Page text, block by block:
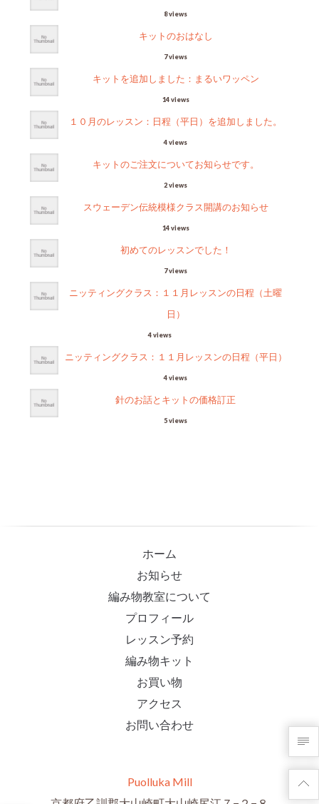
8 views
キットのおはなし
7 views
キットを追加しました：まるいワッペン
14 views
１０月のレッスン：日程（平日）を追加しました。
4 views
キットのご注文についてお知らせです。
2 views
スウェーデン伝統模様クラス開講のお知らせ
14 views
初めてのレッスンでした！
7 views
ニッティングクラス：１１月レッスンの日程（土曜
日）
4 views
ニッティングクラス：１１月レッスンの日程（平日）
4 views
針のお話とキットの価格訂正
5 views
ホーム
お知らせ
編み物教室について
プロフィール
レッスン予約
編み物キット
お買い物
アクセス
お問い合わせ
Puolluka Mill